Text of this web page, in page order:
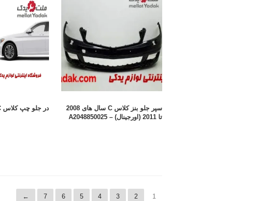
سپر جلو بنز کلاس C سال های 2008
تا 2011 (اورجینال) – A2048850025
در جلو چپ کلاس C
1
2
3
4
5
6
7
←